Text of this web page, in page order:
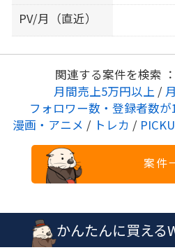
PV/月（直近）
関連する案件を検索 ：
月間売上5万円以上 /
フォロワー数・登録者数
漫画・アニメ / トレカ /
案件
かんたんに買える